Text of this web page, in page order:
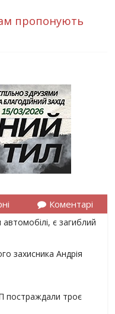
пропонують
Коментарі
є загиблий
захисника Андрія
постраждали троє